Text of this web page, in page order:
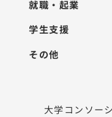
就職・起業
学生支援
その他
大学コンソー